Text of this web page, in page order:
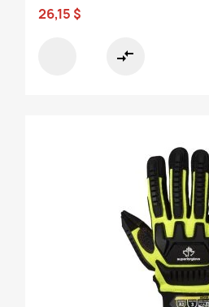
26,15 $
compare_arrows